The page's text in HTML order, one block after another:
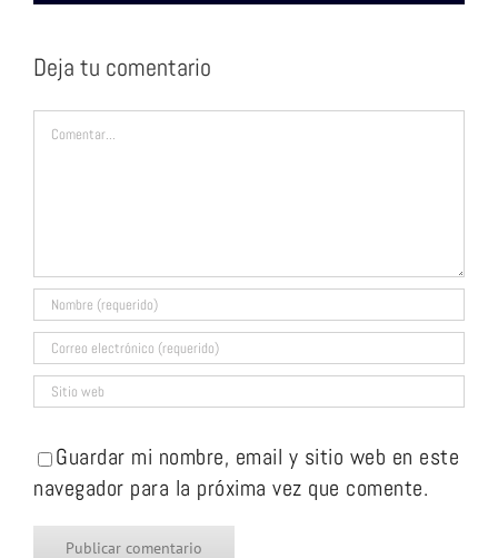
Deja tu comentario
Comentar
Guardar mi nombre, email y sitio web en este
navegador para la próxima vez que comente.